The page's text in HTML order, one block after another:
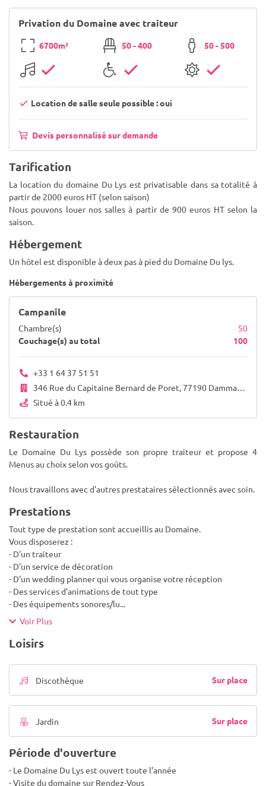
Privation du Domaine avec traiteur
6700m² 50 - 400 50 - 500
Location de salle seule possible : oui
Devis personnalisé sur demande
Tarification
La location du domaine Du Lys est privatisable dans sa totalité à
partir de 2000 euros HT (selon saison)
Nous pouvons louer nos salles à partir de 900 euros HT selon la
saison.
Hébergement
Un hôtel est disponible à deux pas à pied du Domaine Du lys.
Hébergements à proximité
Campanile
Chambre(s)
50
Couchage(s) au total
100
+33 1 64 37 51 51
346 Rue du Capitaine Bernard de Poret, 77190 Dammarie Les Lys Dammarie-les-Lys 77190
Situé à 0.4 km
Restauration
Le Domaine Du Lys possède son propre traiteur et propose 4
Menus au choix selon vos goûts.
Nous travaillons avec d'autres prestataires sélectionnés avec soin.
Prestations
Tout type de prestation sont accueillis au Domaine.
Vous disposerez :
- D'un traiteur
- D'un service de décoration
- D'un wedding planner qui vous organise votre réception
- Des services d'animations de tout type
- Des équipements sonores/lu...
Voir Plus
Loisirs
Discothèque Sur place
Jardin Sur place
Période d'ouverture
- Le Domaine Du Lys est ouvert toute l'année
- Visite du domaine sur Rendez-Vous